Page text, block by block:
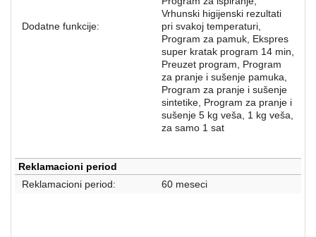
Dodatne funkcije:
Vrhunski higijenski rezultati
pri svakoj temperaturi,
Program za pamuk, Ekspres
super kratak program 14 min,
Preuzet program, Program
za pranje i sušenje pamuka,
Program za pranje i sušenje
sintetike, Program za pranje i
sušenje 5 kg veša, 1 kg veša,
za samo 1 sat
Reklamacioni period
Reklamacioni period:
60 meseci